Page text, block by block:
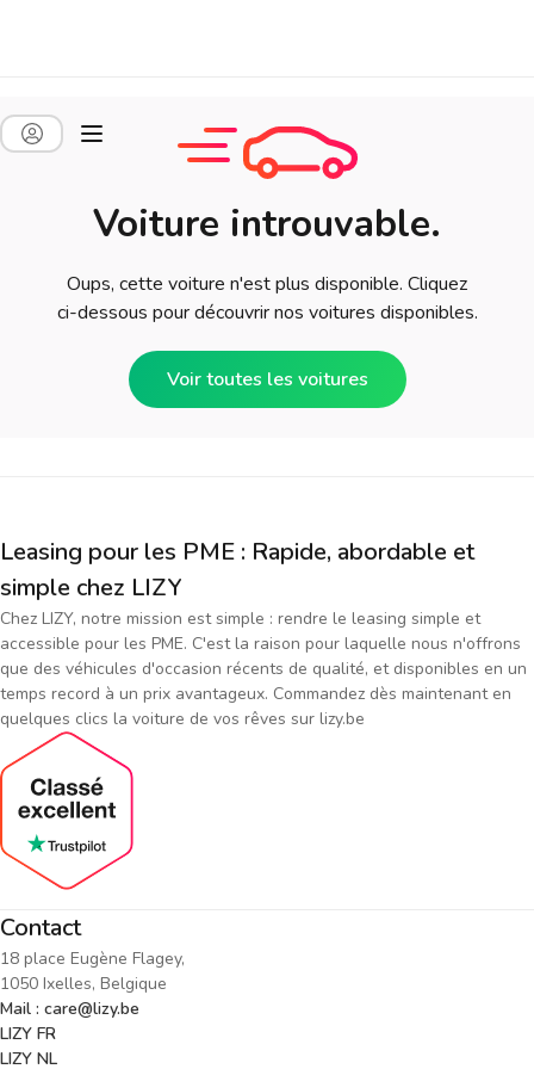
Voiture introuvable.
Oups, cette voiture n'est plus disponible. Cliquez
ci-dessous pour découvrir nos voitures disponibles.
Voir toutes les voitures
Leasing pour les PME : Rapide, abordable et
simple chez LIZY
Chez LIZY, notre mission est simple : rendre le leasing simple et
accessible pour les PME. C'est la raison pour laquelle nous n'offrons
que des véhicules d'occasion récents de qualité, et disponibles en un
temps record à un prix avantageux. Commandez dès maintenant en
quelques clics la voiture de vos rêves sur lizy.be
Contact
18 place Eugène Flagey,
1050 Ixelles, Belgique
Mail : care@lizy.be
LIZY FR
LIZY NL